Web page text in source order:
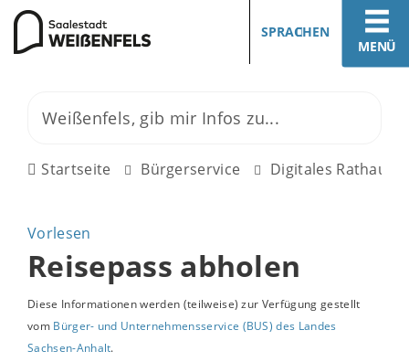
MENÜ
SPRACHEN
Startseite Bürgerservice Digitales Rathaus
Vorlesen
Reisepass abholen
Diese Informationen werden (teilweise) zur Verfügung gestellt
vom Bürger- und Unternehmensservice (BUS) des Landes
Sachsen-Anhalt.